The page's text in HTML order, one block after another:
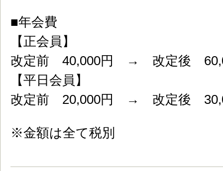
■年会費
【正会員】
改定前 40,000円 → 改定後
【平日会員】
改定前 20,000円 → 改定後
※金額は全て税別